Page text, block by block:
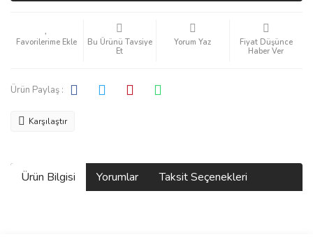
Bu Ürünü Tavsiye
Et
Yorum Yaz
Fiyat Düşünce
Haber Ver
Ürün Paylaş :
Karşılaştır
Ürün Bilgisi Yorumlar Taksit Seçenekleri